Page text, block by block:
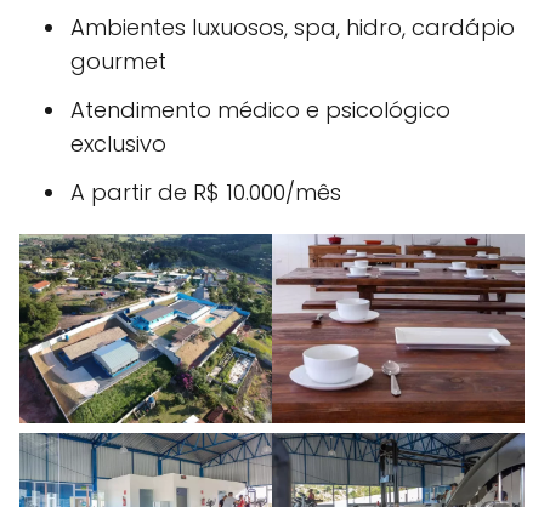
Ambientes luxuosos, spa, hidro, cardápio
gourmet
Atendimento médico e psicológico
exclusivo
A partir de R$ 10.000/mês